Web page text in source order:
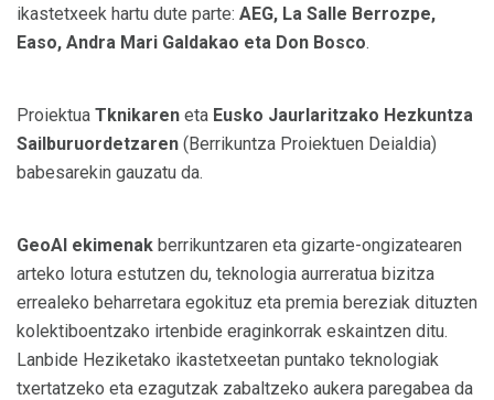
ikastetxeek hartu dute parte: AEG, La Salle Berrozpe,
Easo, Andra Mari Galdakao eta Don Bosco.
Proiektua Tknikaren eta Eusko Jaurlaritzako Hezkuntza
Sailburuordetzaren (Berrikuntza Proiektuen Deialdia)
babesarekin gauzatu da.
GeoAl ekimenak berrikuntzaren eta gizarte-ongizatearen
arteko lotura estutzen du, teknologia aurreratua bizitza
errealeko beharretara egokituz eta premia bereziak dituzten
kolektiboentzako irtenbide eraginkorrak eskaintzen ditu.
Lanbide Heziketako ikastetxeetan puntako teknologiak
txertatzeko eta ezagutzak zabaltzeko aukera paregabea da